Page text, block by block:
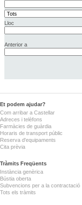
Lloc
Anterior a
Et podem ajudar?
Com arribar a Castellar
Adreces i telèfons
Farmàcies de guàrdia
Horaris de transport públic
Reserva d'equipaments
Cita prèvia
Tràmits Freqüents
Instància genèrica
Bústia oberta
Subvencions per a la contractació
Tots els tràmits